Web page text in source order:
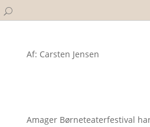
Af: Carsten Jensen
Amager Børneteaterfestival